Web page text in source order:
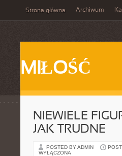
Strona główna Archiwum
MIŁOŚĆ
NIEWIELE
JAK TRUDNE
POSTED BY ADMIN
WYŁĄCZONA